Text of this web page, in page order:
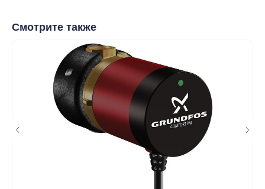
Смотрите также
Данный интернет‑сайт носит информационный характер и ни
при каких условиях не является публичной офертой в
соответствии со ст. 437 (2) ГК РФ. Для получения подробной
информации о наличии и стоимости товаров/услуг обратитесь
к нашим менеджерам по контактам, указанным на сайте
(телефон: +7-937-778-33-11, +7 (8552) 78-33-11, email:
komtep@yandex.ru)
Адрес магазина:г. Набережные
Челны, проспект Казанский, д. 124